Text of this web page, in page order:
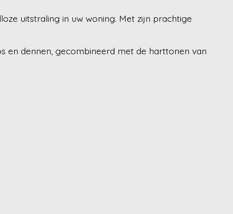
uitstraling in uw woning. Met zijn prachtige
en dennen, gecombineerd met de harttonen van